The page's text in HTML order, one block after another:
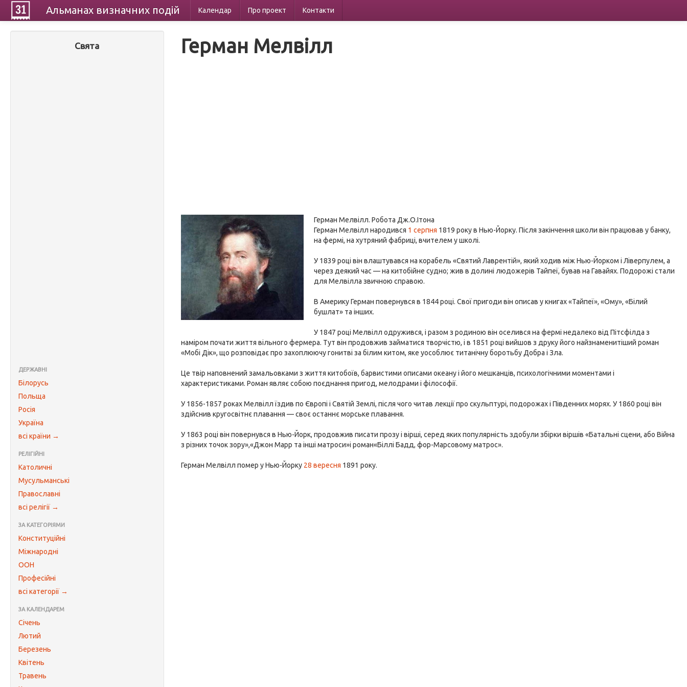
Альманах визначних подій Календар Про проект Контакти
Свята
ДЕРЖАВНІ
Білорусь
Польща
Росія
Україна
всі країни →
РЕЛІГІЙНІ
Католичні
Мусульманські
Православні
всі релігії →
ЗА КАТЕГОРІЯМИ
Конституційні
Міжнародні
ООН
Професійні
всі категорії →
ЗА КАЛЕНДАРЕМ
Січень
Лютий
Березень
Квітень
Травень
Герман Мелвілл
Герман Мелвілл. Робота Дж.О.Ітона
Герман Мелвілл народився 1 серпня 1819 року в Нью-Йорку. Після закінчення школи він працював у банку,
на фермі, на хутряний фабриці, вчителем у школі.
У 1839 році він влаштувався на корабель «Святий Лаврентій», який ходив між Нью-Йорком і Ліверпулем, а
через деякий час — на китобійне судно; жив в долині людожерів Тайпеї, бував на Гавайях. Подорожі стали
для Мелвілла звичною справою.
В Америку Герман повернувся в 1844 році. Свої пригоди він описав у книгах «Тайпеї», «Ому», «Білий
бушлат» та інших.
У 1847 році Мелвілл одружився, і разом з родиною він оселився на фермі недалеко від Пітсфілда з
наміром почати життя вільного фермера. Тут він продовжив займатися творчістю, і в 1851 році вийшов з друку його найзнаменитіший роман
«Мобі Дік», що розповідає про захоплюючу гонитві за білим китом, яке уособлює титанічну боротьбу Добра і Зла.
Це твір наповнений замальовками з життя китобоїв, барвистими описами океану і його мешканців, психологічними моментами і
характеристиками. Роман являє собою поєднання пригод, мелодрами і філософії.
У 1856-1857 роках Мелвілл їздив по Європі і Святій Землі, після чого читав лекції про скульптурі, подорожах і Південних морях. У 1860 році він
здійснив кругосвітнє плавання — своє останнє морське плавання.
У 1863 році він повернувся в Нью-Йорк, продовжив писати прозу і вірші, серед яких популярність здобули збірки віршів «Батальні сцени, або Війна
з різних точок зору»,«Джон Марр та інші матроси»і роман«Біллі Бадд, фор-Марсовому матрос».
Герман Мелвілл помер у Нью-Йорку 28 вересня 1891 року.